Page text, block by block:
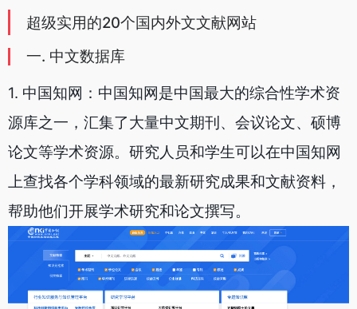
超级实用的20个国内外文文献网站
一. 中文数据库
1. 中国知网：中国知网是中国最大的综合性学术资
源库之一，汇集了大量中文期刊、会议论文、硕博
论文等学术资源。研究人员和学生可以在中国知网
上查找各个学科领域的最新研究成果和文献资料，
帮助他们开展学术研究和论文撰写。